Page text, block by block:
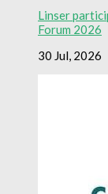
Linser
Forum 2026
30 Jul, 2026